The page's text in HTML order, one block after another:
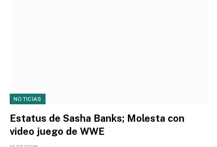
NOTICIAS
Estatus de Sasha Banks; Molesta con
video juego de WWE